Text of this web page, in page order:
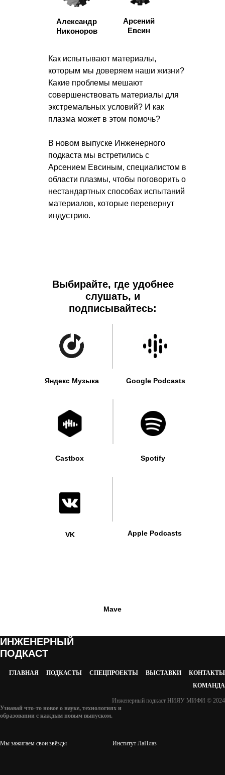
Как испытывают материалы,
которым мы доверяем наши жизни?
Какие проблемы мешают
совершенствовать материалы для
экстремальных условий? И как
плазма может в этом помочь?
В новом выпуске Инженерного
подкаста мы встретились с
Арсением Евсиным, специалистом в
области плазмы, чтобы поговорить о
нестандартных способах испытаний
материалов, которые перевернут
индустрию.
Александр
Никоноров
Арсений
Евсин
Spotify
Google Podcasts
Castbox
Яндекс Музыка
VK Apple Podcasts
Mave
Выбирайте, где удобнее
слушать, и
подписывайтесь:
ИНЖЕНЕРНЫЙ
ПОДКАСТ
ГЛАВНАЯ ПОДКАСТЫ СПЕЦПРОЕКТЫ ВЫСТАВКИ
КОНТАКТЫ
КОМАНДА
Инженерный подкаст НИЯУ МИФИ © 2024
Узнавай что-то новое о науке, технологиях и
образовании с каждым новым выпуском.
Мы зажигаем свои звёзды Институт ЛаПлаз